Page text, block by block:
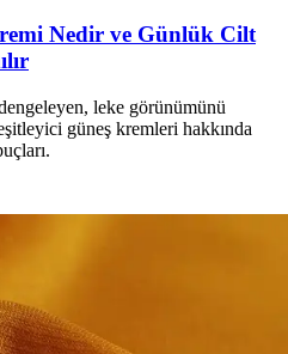
Nedir ve Günlük Cilt
leke görünümünü
güneş kremleri hakkında